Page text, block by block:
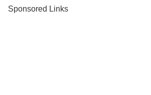
Sponsored Links